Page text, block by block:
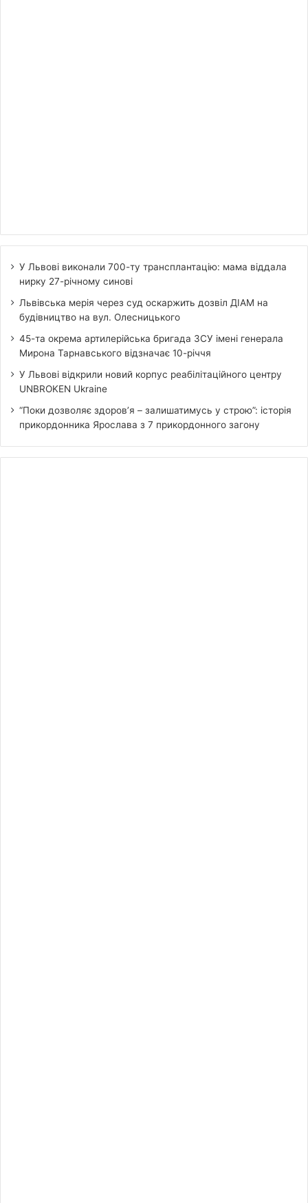
У Львові виконали 700-ту трансплантацію: мама віддала
нирку 27-річному синові
Львівська мерія через суд оскаржить дозвіл ДІАМ на
будівництво на вул. Олесницького
45-та окрема артилерійська бригада ЗСУ імені генерала
Мирона Тарнавського відзначає 10-річчя
У Львові відкрили новий корпус реабілітаційного центру
UNBROKEN Ukraine
“Поки дозволяє здоров’я – залишатимусь у строю”: історія
прикордонника Ярослава з 7 прикордонного загону